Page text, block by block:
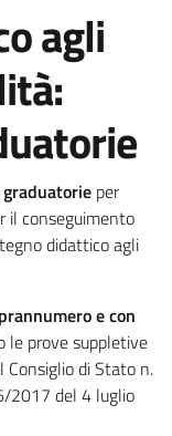
agli
per
il conseguimento
didattico agli
e con
le prove suppletive
di Stato n.
2017 del 4 luglio